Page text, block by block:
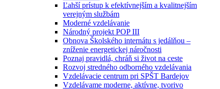
Ľahší prístup k efektívnejším a kvalitnejším
verejným službám
Moderné vzdelávanie
Národný projekt POP III
Obnova Školského internátu s jedálňou –
zníženie energetickej náročnosti
Poznaj pravidlá, chráň si život na ceste
Rozvoj stredného odborného vzdelávania
Vzdelávacie centrum pri SPŠT Bardejov
Vzdelávame moderne, aktívne, tvorivo